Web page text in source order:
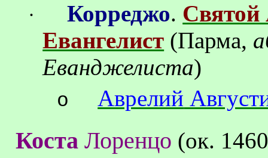
· Корреджо. Святой
Евангелист (Парма,
Еванджелиста)
o Аврелий
Коста Лоренцо (ок.